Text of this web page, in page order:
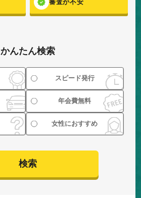
審査が不安
かんたん検索
スピード発行
年会費無料
女性におすすめ
検索